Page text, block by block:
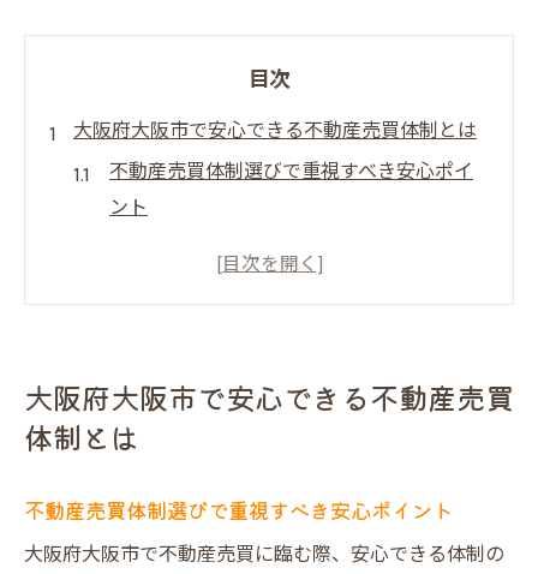
目次
大阪府大阪市で安心できる不動産売買体制とは
不動産売買体制選びで重視すべき安心ポイ
ント
大阪の不動産売買体制が信頼につながる理
理想の不動産売買体制を見抜く見極め方と
は
訣
トラブル回避に役立つ大阪の不動産売買知識
大阪府大阪市で安心できる不動産売買
体制とは
不動産売買体制選びで重視すべき安心ポイント
大阪府大阪市で不動産売買に臨む際、安心できる体制の